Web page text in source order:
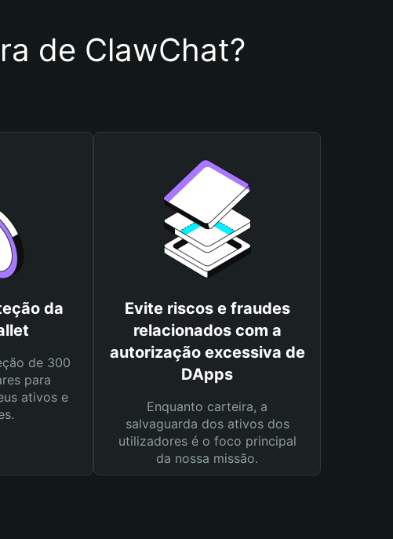
de ClawChat?
da
de 300
para
ativos e
Evite riscos e fraudes
relacionados com a
autorização excessiva de
DApps
Enquanto carteira, a
salvaguarda dos ativos dos
utilizadores é o foco principal
da nossa missão.